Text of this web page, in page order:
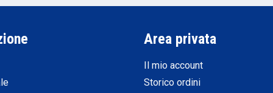
Area privata
Il mio account
Storico ordini